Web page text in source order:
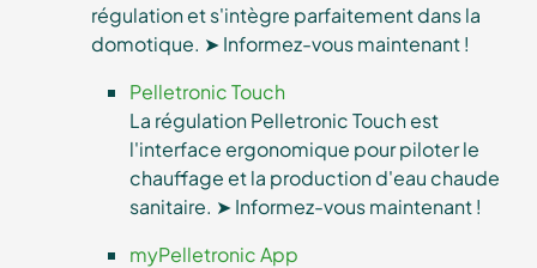
régulation et s'intègre parfaitement dans la
domotique. ➤ Informez-vous maintenant !
Pelletronic Touch
La régulation Pelletronic Touch est
l'interface ergonomique pour piloter le
chauffage et la production d'eau chaude
sanitaire. ➤ Informez-vous maintenant !
myPelletronic App